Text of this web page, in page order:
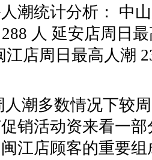
潮统计分析： 中
人 延安店周日
江店周日最高人潮
多数情况下较周
销活动资来看一
江店顾客的重要